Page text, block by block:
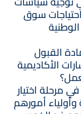
سوق
القبول
الأكاديمية
مرحلة اختيار
أمورهم